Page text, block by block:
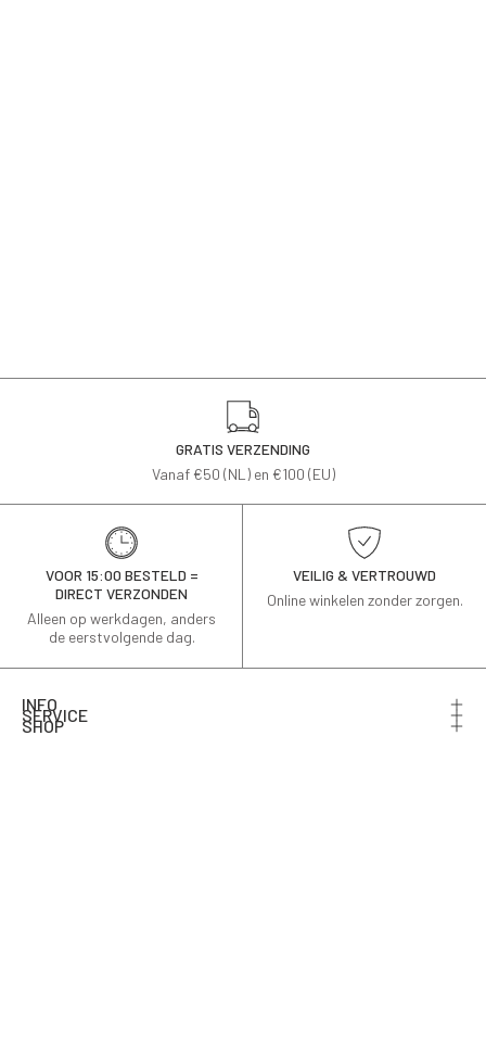
GRATIS VERZENDING
Vanaf €50 (NL) en €100 (EU)
VOOR 15:00 BESTELD =
DIRECT VERZONDEN
Alleen op werkdagen, anders
de eerstvolgende dag.
VEILIG & VERTROUWD
Online winkelen zonder zorgen.
INFO
SERVICE
SHOP